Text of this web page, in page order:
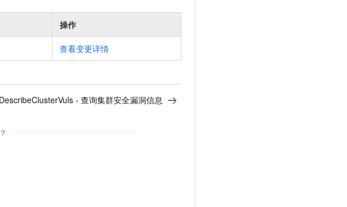
操作
查看变更详情
DescribeClusterVuls - 查询集群安全漏洞信息